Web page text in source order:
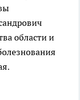
области и